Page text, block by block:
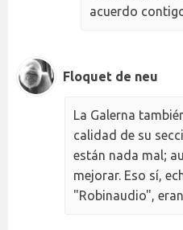
acuerdo
Floquet de neu
La Galerna
calidad de su
están nada mal;
mejorar. Eso sí,
"Robinaudio",